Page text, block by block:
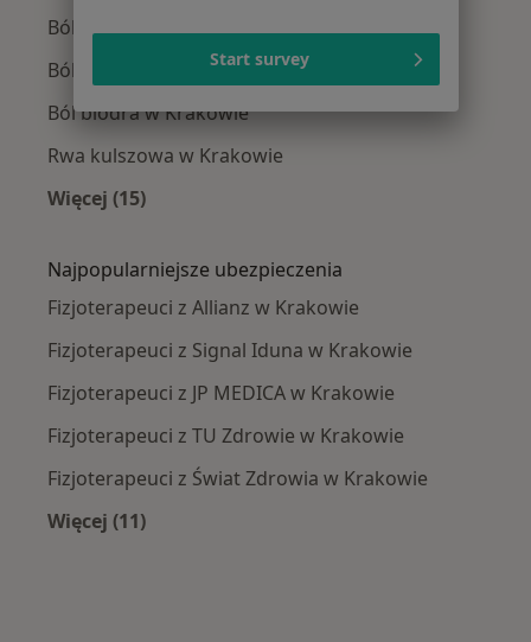
Ból barku w Krakowie
Ból kolana w Krakowie
Ból biodra w Krakowie
Rwa kulszowa w Krakowie
Więcej (15)
Najpopularniejsze ubezpieczenia
Fizjoterapeuci z Allianz w Krakowie
Fizjoterapeuci z Signal Iduna w Krakowie
Fizjoterapeuci z JP MEDICA w Krakowie
Fizjoterapeuci z TU Zdrowie w Krakowie
Fizjoterapeuci z Świat Zdrowia w Krakowie
Więcej (11)
Start survey